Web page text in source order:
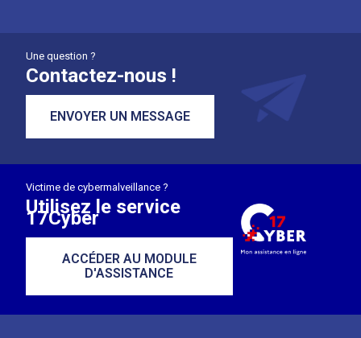
Une question ?
Contactez-nous !
ENVOYER UN MESSAGE
Victime de cybermalveillance ?
Utilisez le service
17Cyber
ACCÉDER AU MODULE
D'ASSISTANCE